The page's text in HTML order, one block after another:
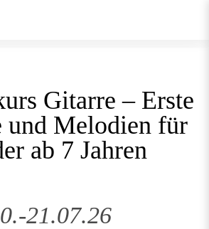
Gitarre – Erste
und Melodien für
ab 7 Jahren
21.07.26